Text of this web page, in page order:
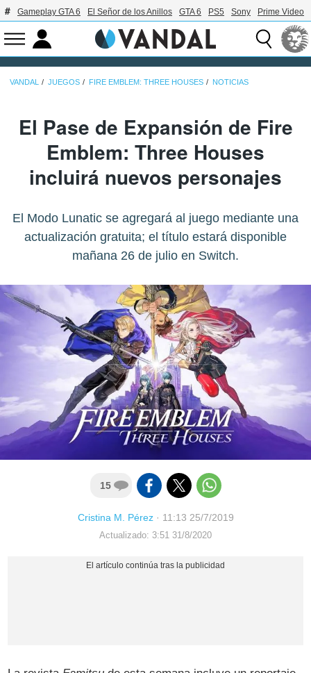
Gameplay GTA 6 El Señor de los Anillos GTA 6 PS5 Sony Prime Video
VANDAL JUEGOS FIRE EMBLEM: THREE HOUSES NOTICIAS
El Pase de Expansión de Fire
Emblem: Three Houses
incluirá nuevos personajes
El Modo Lunatic se agregará al juego mediante una
actualización gratuita; el título estará disponible
mañana 26 de julio en Switch.
15
Cristina M. Pérez· 11:13 25/7/2019
Actualizado: 3:51 31/8/2020